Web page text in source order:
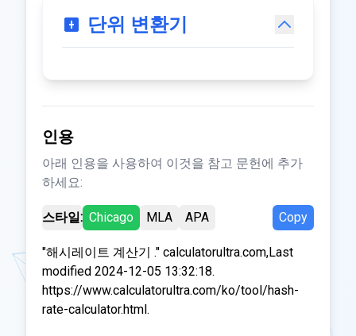
단위 변환기
인용
아래 인용을 사용하여 이것을 참고 문헌에 추가
하세요:
스타일: Chicago MLA APA Copy
"해시레이트 계산기 ." calculatorultra.com,Last
modified 2024-12-05 13:32:18.
https://www.calculatorultra.com/ko/tool/hash-
rate-calculator.html.